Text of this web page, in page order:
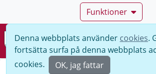
Funktioner
Denna webbplats använder cookies.
fortsätta surfa på denna webbplats
cookies.
OK, jag fattar